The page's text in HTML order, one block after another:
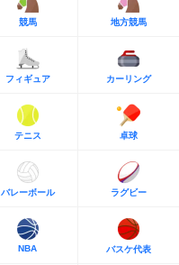
競馬 地方競馬
フィギュア カーリング
テニス 卓球
バレーボール ラグビー
NBA バスケ代表